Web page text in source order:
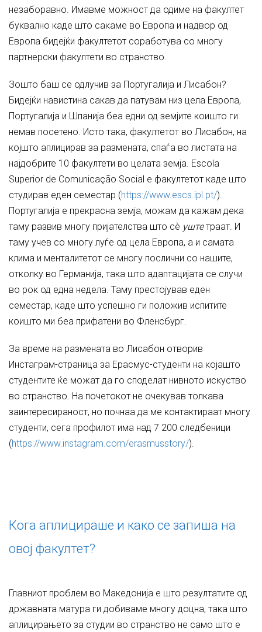
незаборавно. Имавме можност да одиме на факултет
буквално каде што сакаме во Европа и надвор од
Европа бидејќи факултетот соработува со многу
партнерски факултети во странство.
Зошто баш се одлучив за Португалија и Лисабон?
Бидејќи навистина сакав да патувам низ цела Европа,
Португалија и Шпанија беа едни од земјите коишто ги
немав посетено. Исто така, факултетот во Лисабон, на
којшто аплицирав за размената, спаѓа во листата на
најдобрите 10 факултети во целата земја. Escola
Superior de Comunicação Social e факултетот каде што
студирав еден семестар (https://www.escs.ipl.pt/).
Португалија е прекрасна земја, можам да кажам дека
таму развив многу пријателства што сѐ уштетраат. И
таму учев со многу луѓе од цела Европа, а и самата
клима и менталитетот се многу послични со нашите,
отколку во Германија, така што адаптацијата се случи
во рок од една недела. Таму престојував еден
семестар, каде што успешно ги положив испитите
коишто ми беа прифатени во Фленсбург.
За време на размената во Лисабон отворив
Инстаграм-страница за Ерасмус-студенти на којашто
студентите ќе можат да го споделат нивното искуство
во странство. На почетокот не очекував толкава
заинтересираност, но почнаа да ме контактираат многу
студенти, сега профилот има над 7 200 следбеници
(https://www.instagram.com/erasmusstory/).
Кога аплицираше и како се запиша на
овој факултет?
Главниот проблем во Македонија е што резултатите од
државната матура ги добиваме многу доцна, така што
аплицирањето за студии во странство не само што е